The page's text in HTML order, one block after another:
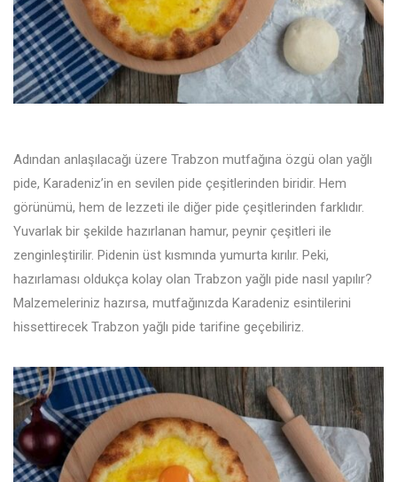
Adından anlaşılacağı üzere Trabzon mutfağına özgü olan yağlı
pide, Karadeniz’in en sevilen pide çeşitlerinden biridir. Hem
görünümü, hem de lezzeti ile diğer pide çeşitlerinden farklıdır.
Yuvarlak bir şekilde hazırlanan hamur, peynir çeşitleri ile
zenginleştirilir. Pidenin üst kısmında yumurta kırılır. Peki,
hazırlaması oldukça kolay olan Trabzon yağlı pide nasıl yapılır?
Malzemeleriniz hazırsa, mutfağınızda Karadeniz esintilerini
hissettirecek Trabzon yağlı pide tarifine geçebiliriz.